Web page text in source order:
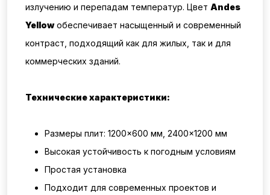
излучению и перепадам температур. Цвет Andes
Yellowобеспечивает насыщенный и современный
контраст, подходящий как для жилых, так и для
коммерческих зданий.
Технические характеристики:
Размеры плит: 1200×600 мм, 2400×1200 мм
Высокая устойчивость к погодным условиям
Простая установка
Подходит для современных проектов и